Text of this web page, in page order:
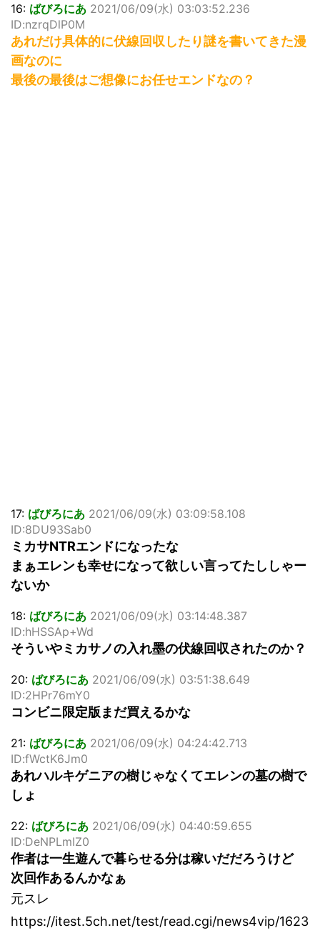
16: ばびろにあ 2021/06/09(水) 03:03:52.236
ID:nzrqDlP0M
あれだけ具体的に伏線回収したり謎を書いてきた漫
画なのに
最後の最後はご想像にお任せエンドなの？
17: ばびろにあ 2021/06/09(水) 03:09:58.108
ID:8DU93Sab0
ミカサNTRエンドになったな
まぁエレンも幸せになって欲しい言ってたししゃー
ないか
18: ばびろにあ 2021/06/09(水) 03:14:48.387
ID:hHSSAp+Wd
そういやミカサノの入れ墨の伏線回収されたのか？
20: ばびろにあ 2021/06/09(水) 03:51:38.649
ID:2HPr76mY0
コンビニ限定版まだ買えるかな
21: ばびろにあ 2021/06/09(水) 04:24:42.713
ID:fWctK6Jm0
あれハルキゲニアの樹じゃなくてエレンの墓の樹で
しょ
22: ばびろにあ 2021/06/09(水) 04:40:59.655
ID:DeNPLmIZ0
作者は一生遊んで暮らせる分は稼いだだろうけど
次回作あるんかなぁ
元スレ
https://itest.5ch.net/test/read.cgi/news4vip/1623